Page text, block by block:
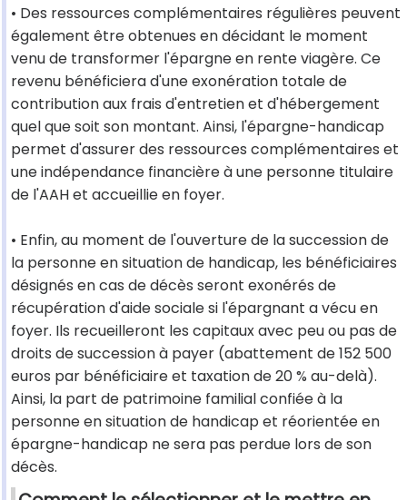
• Des ressources complémentaires régulières peuvent
également être obtenues en décidant le moment
venu de transformer l'épargne en rente viagère. Ce
revenu bénéficiera d'une exonération totale de
contribution aux frais d'entretien et d'hébergement
quel que soit son montant. Ainsi, l'épargne-handicap
permet d'assurer des ressources complémentaires et
une indépendance financière à une personne titulaire
de l'AAH et accueillie en foyer.
• Enfin, au moment de l'ouverture de la succession de
la personne en situation de handicap, les bénéficiaires
désignés en cas de décès seront exonérés de
récupération d'aide sociale si l'épargnant a vécu en
foyer. Ils recueilleront les capitaux avec peu ou pas de
droits de succession à payer (abattement de 152 500
euros par bénéficiaire et taxation de 20 % au-delà).
Ainsi, la part de patrimoine familial confiée à la
personne en situation de handicap et réorientée en
épargne-handicap ne sera pas perdue lors de son
décès.